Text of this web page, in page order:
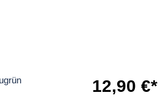
12,90 €*